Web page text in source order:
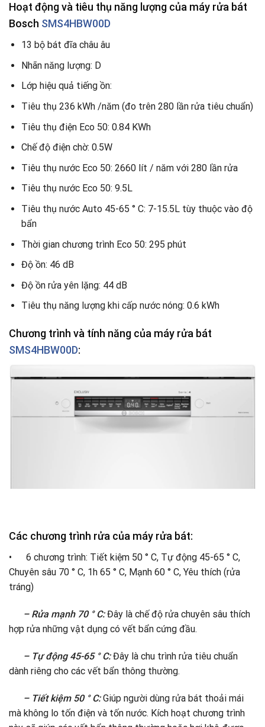
Hoạt động và tiêu thụ năng lượng của máy rửa bát
Bosch SMS4HBW00D
13 bộ bát đĩa châu âu
Nhãn năng lượng: D
Lớp hiệu quả tiếng ồn:
Tiêu thụ 236 kWh /năm (đo trên 280 lần rửa tiêu chuẩn)
Tiêu thụ điện Eco 50: 0.84 KWh
Chế độ điện chờ: 0.5W
Tiêu thụ nước Eco 50: 2660 lít / năm với 280 lần rửa
Tiêu thụ nước Eco 50: 9.5L
Tiêu thụ nước Auto 45-65 ° C: 7-15.5L tùy thuộc vào độ
bẩn
Thời gian chương trình Eco 50: 295 phút
Độ ồn: 46 dB
Độ ồn rửa yên lặng: 44 dB
Tiêu thụ năng lượng khi cấp nước nóng: 0.6 kWh
Chương trình và tính năng của máy rửa bát
SMS4HBW00D:
Các chương trình rửa của máy rửa bát:
• 6 chương trình: Tiết kiệm 50 ° C, Tự động 45-65 ° C,
Chuyên sâu 70 ° C, 1h 65 ° C, Mạnh 60 ° C, Yêu thích (rửa
tráng)
– Rửa mạnh 70 ° C:Đây là chế độ rửa chuyên sâu thích
hợp rửa những vật dụng có vết bẩn cứng đầu.
– Tự động 45-65 ° C:Đây là chu trình rửa tiêu chuẩn
dành riêng cho các vết bẩn thông thường.
– Tiết kiệm 50 ° C:Giúp người dùng rửa bát thoải mái
mà không lo tốn điện và tốn nước. Kích hoạt chương trình